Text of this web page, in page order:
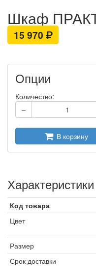
Шкаф
15 970
Опции
Количество:
–
В корзину
Характеристики
Код товара
Цвет
Размер
Срок доставки